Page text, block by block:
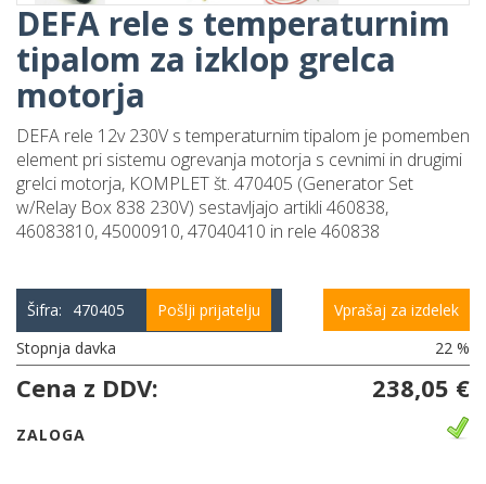
DEFA rele s temperaturnim
tipalom za izklop grelca
motorja
DEFA rele 12v 230V s temperaturnim tipalom je pomemben
element pri sistemu ogrevanja motorja s cevnimi in drugimi
grelci motorja, KOMPLET št. 470405 (Generator Set
w/Relay Box 838 230V) sestavljajo artikli 460838,
46083810, 45000910, 47040410 in rele 460838
Šifra: 470405 Vprašaj za izdelek
Pošlji prijatelju
Stopnja davka
22 %
Cena z DDV: 238,05 €
ZALOGA